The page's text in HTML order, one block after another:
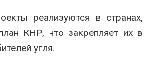
реализуются в странах,
КНР, что закрепляет их в
угля.